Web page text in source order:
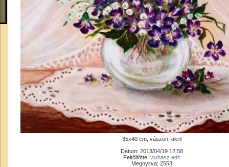
35x40 cm, vászon, akril
Dátum: 2018/04/19 12:58
Feltöltötte:vjuhasz edit
Megnyitva: 2553